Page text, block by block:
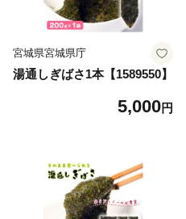
宮城県宮城県庁
湯通しぎばさ1本【1589550】
5,000円